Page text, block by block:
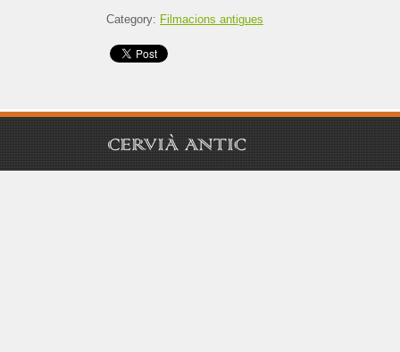
Category: Filmacions antigues